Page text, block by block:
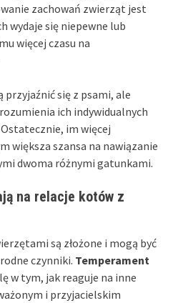
zachowań zwierząt jest
wydaje się niepewne lub
więcej czasu na
się z psami, ale
ich indywidualnych
im więcej
większa szansa na nawiązanie
dwoma różnymi gatunkami.
na relacje kotów z
są złożone i mogą być
czynniki. Temperament
w tym, jak reaguje na inne
i przyjacielskim